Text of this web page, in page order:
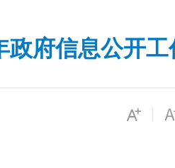
政府信息公开